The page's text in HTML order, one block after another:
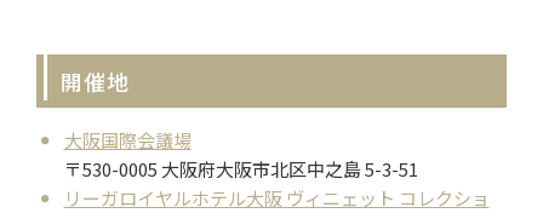
開催地
大阪国際会議場
〒530-0005 大阪府大阪市北区中之島 5-3-51
リーガロイヤルホテル大阪 ヴィニェット コレクショ